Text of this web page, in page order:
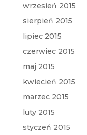
wrzesień 2015
sierpień 2015
lipiec 2015
czerwiec 2015
maj 2015
kwiecień 2015
marzec 2015
luty 2015
styczeń 2015